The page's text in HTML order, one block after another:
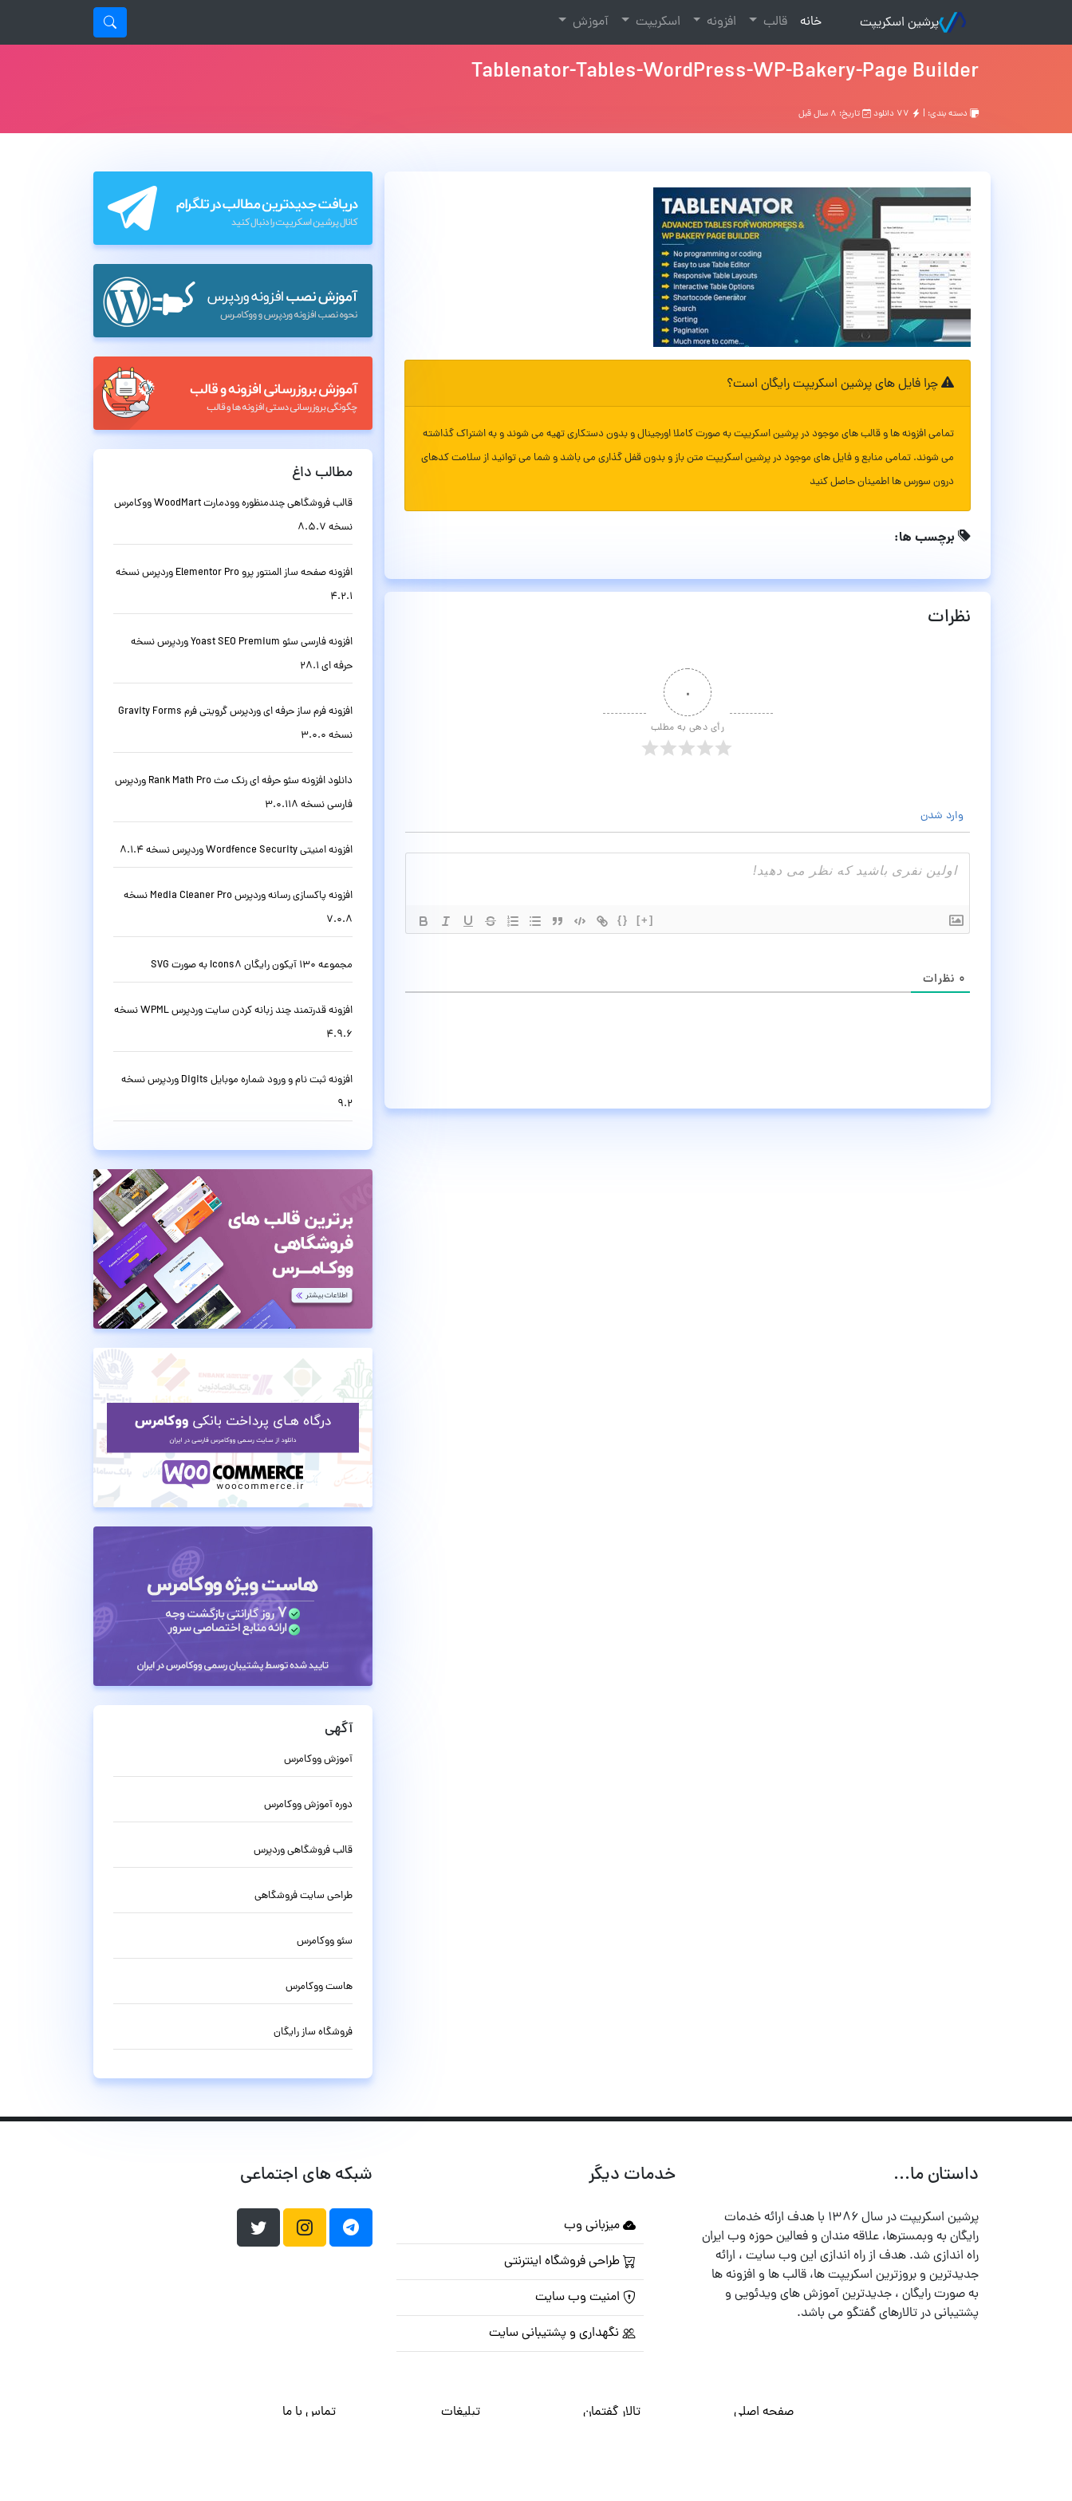
پرشین اسکریپت خانه
(current) قالب افزونه اسکریپت آموزش
Tablenator-Tables-WordPress-WP-Bakery-Page Builder
دسته بندی: | تاریخ: ۸ سال قبل
چرا فایل های پرشین اسکریپت رایگان است؟
تمامی افزونه ها و قالب های موجود در پرشین اسکریپت به صورت کاملا اورجینال و بدون دستکاری تهیه می شوند و به اشتراک گذاشته
می شوند. تمامی منابع و فایل های موجود در پرشین اسکریپت متن باز و بدون قفل گذاری می باشد و شما می توانید از سلامت کدهای
درون سورس ها اطمینان حاصل کنید
برچسب ها:
نظرات
۰
رأی دهی به مطلب
وارد شدن
{} [+]
۰ نظرات
مطالب داغ
قالب فروشگاهی چندمنظوره وودمارت WoodMart ووکامرس
نسخه 8.5.7
افزونه صفحه ساز المنتور پرو Elementor Pro وردپرس نسخه
4.2.1
افزونه فارسی سئو Yoast SEO Premium وردپرس نسخه
حرفه ای 28.1
افزونه فرم ساز حرفه ای وردپرس گرویتی فرم Gravity Forms
نسخه 3.0.0
دانلود افزونه سئو حرفه ای رنک مث Rank Math Pro وردپرس
فارسی نسخه 3.0.118
افزونه امنیتی Wordfence Security وردپرس نسخه 8.1.4
افزونه پاکسازی رسانه وردپرس Media Cleaner Pro نسخه
7.0.8
مجموعه 130 آیکون رایگان Icons8 به صورت SVG
افزونه قدرتمند چند زبانه کردن سایت وردپرس WPML نسخه
4.9.6
افزونه ثبت نام و ورود شماره موبایل Digits وردپرس نسخه
9.2
آگهی
آموزش ووکامرس
دوره آموزش ووکامرس
قالب فروشگاهی وردپرس
طراحی سایت فروشگاهی
سئو ووکامرس
هاست ووکامرس
فروشگاه ساز رایگان
داستان ما...
پرشین اسکریپت در سال ۱۳۸۶ با هدف ارائه خدمات
رایگان به وبمسترها، علاقه مندان و فعالین حوزه وب ایران
راه اندازی شد. هدف از راه اندازی این وب سایت ، ارائه
جدیدترین و بروزترین اسکریپت ها، قالب ها و افزونه ها
به صورت رایگان ، جدیدترین آموزش های ویدئویی و
پشتیبانی در تالارهای گفتگو می باشد.
خدمات دیگر
میزبانی وب
طراحی فروشگاه اینترنتی
امنیت وب سایت
نگهداری و پشتیبانی سایت
شبکه های اجتماعی
صفحه اصلی تالار گفتمان تبلیغات تماس با ما